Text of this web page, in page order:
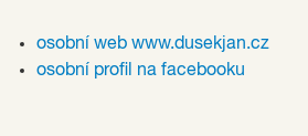
osobní web www.dusekjan.cz
osobní profil na facebooku